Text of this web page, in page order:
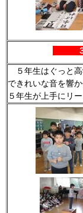
５年生はぐっと高
できれいな音を響
５年生が上手にリ